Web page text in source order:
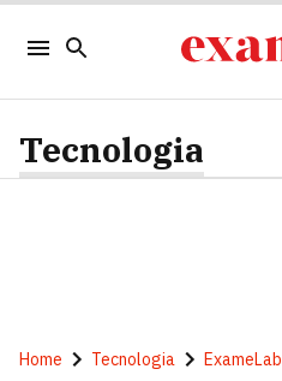
Tecnologia
Home Tecnologia ExameLab